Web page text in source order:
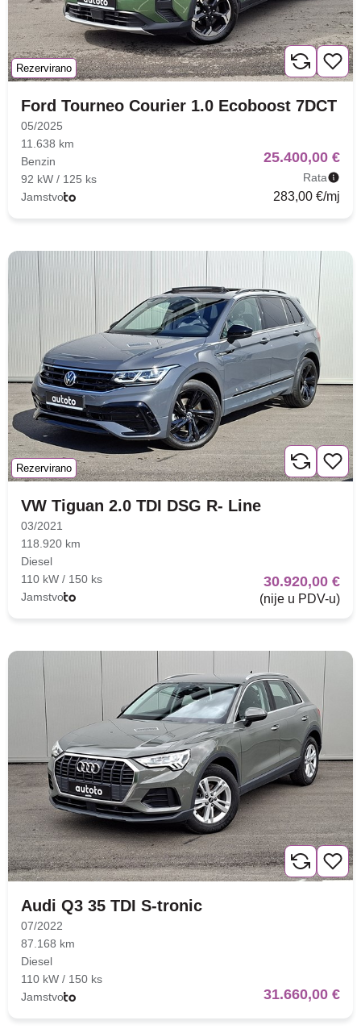
Rezervirano
Ford Tourneo Courier 1.0 Ecoboost 7DCT
05/2025
11.638 km
Benzin
92 kW / 125 ks
Jamstvo
25.400,00 €
Rata
283,00 €/mj
Rezervirano
VW Tiguan 2.0 TDI DSG R- Line
03/2021
118.920 km
Diesel
110 kW / 150 ks
Jamstvo
30.920,00 €
(nije u PDV-u)
Audi Q3 35 TDI S-tronic
07/2022
87.168 km
Diesel
110 kW / 150 ks
Jamstvo
31.660,00 €